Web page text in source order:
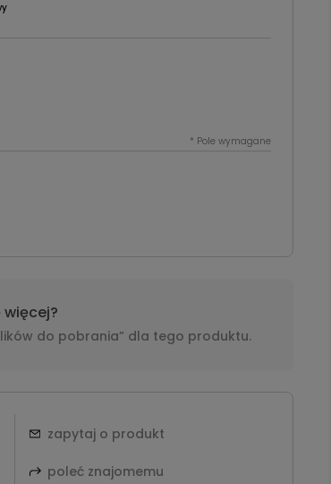
* Pole wymagane
do pobrania” dla tego produktu.
zapytaj o produkt
poleć znajomemu